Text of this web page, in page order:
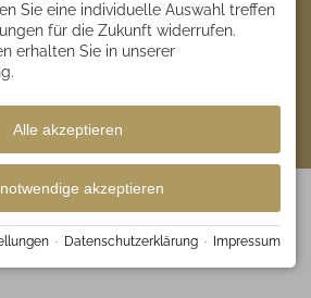
BarrierefreiheitCookie-Einstellungen
Sie eine individuelle Auswahl treffen
für die Zukunft widerrufen.
erhalten Sie in unserer
Alle akzeptieren
akzeptieren
· Datenschutzerklärung · Impressum